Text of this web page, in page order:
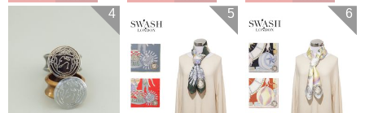
ギフト向けWOMEN 4 WOMEN 5 WOMEN 6